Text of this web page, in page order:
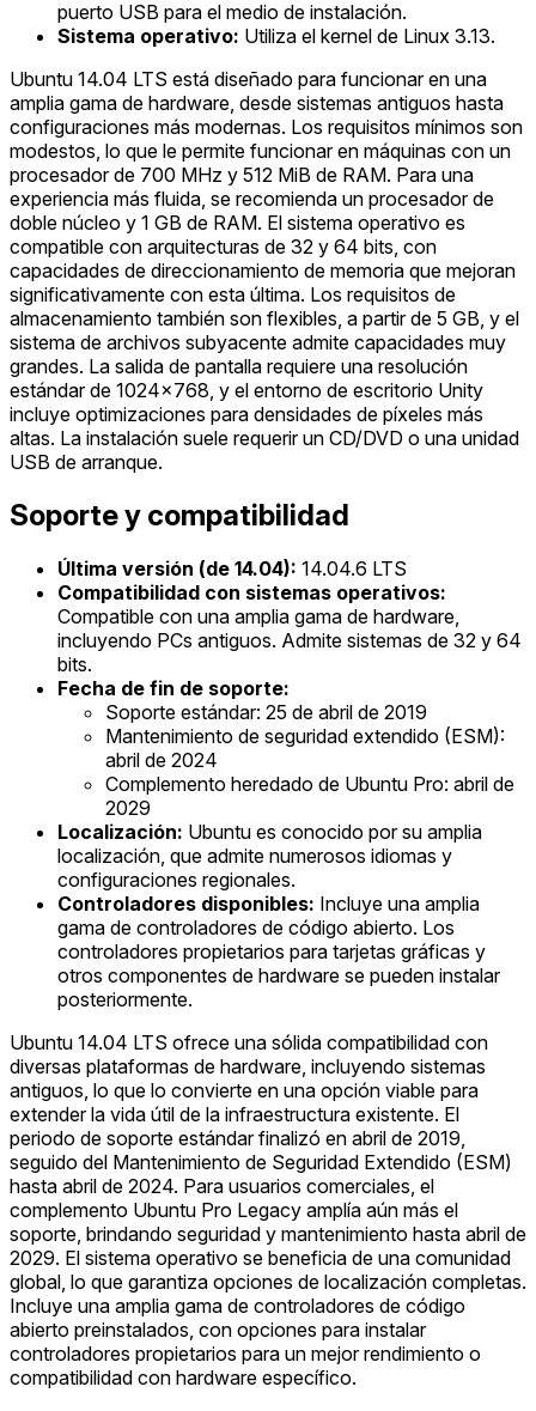
puerto USB para el medio de instalación.
Sistema operativo: Utiliza el kernel de Linux 3.13.
Ubuntu 14.04 LTS está diseñado para funcionar en una
amplia gama de hardware, desde sistemas antiguos hasta
configuraciones más modernas. Los requisitos mínimos son
modestos, lo que le permite funcionar en máquinas con un
procesador de 700 MHz y 512 MiB de RAM. Para una
experiencia más fluida, se recomienda un procesador de
doble núcleo y 1 GB de RAM. El sistema operativo es
compatible con arquitecturas de 32 y 64 bits, con
capacidades de direccionamiento de memoria que mejoran
significativamente con esta última. Los requisitos de
almacenamiento también son flexibles, a partir de 5 GB, y el
sistema de archivos subyacente admite capacidades muy
grandes. La salida de pantalla requiere una resolución
estándar de 1024x768, y el entorno de escritorio Unity
incluye optimizaciones para densidades de píxeles más
altas. La instalación suele requerir un CD/DVD o una unidad
USB de arranque.
Soporte y compatibilidad
Última versión (de 14.04): 14.04.6 LTS
Compatibilidad con sistemas operativos:
Compatible con una amplia gama de hardware,
incluyendo PCs antiguos. Admite sistemas de 32 y 64
bits.
Fecha de fin de soporte:
Soporte estándar: 25 de abril de 2019
Mantenimiento de seguridad extendido (ESM):
abril de 2024
Complemento heredado de Ubuntu Pro: abril de
2029
Localización: Ubuntu es conocido por su amplia
localización, que admite numerosos idiomas y
configuraciones regionales.
Controladores disponibles: Incluye una amplia
gama de controladores de código abierto. Los
controladores propietarios para tarjetas gráficas y
otros componentes de hardware se pueden instalar
posteriormente.
Ubuntu 14.04 LTS ofrece una sólida compatibilidad con
diversas plataformas de hardware, incluyendo sistemas
antiguos, lo que lo convierte en una opción viable para
extender la vida útil de la infraestructura existente. El
periodo de soporte estándar finalizó en abril de 2019,
seguido del Mantenimiento de Seguridad Extendido (ESM)
hasta abril de 2024. Para usuarios comerciales, el
complemento Ubuntu Pro Legacy amplía aún más el
soporte, brindando seguridad y mantenimiento hasta abril de
2029. El sistema operativo se beneficia de una comunidad
global, lo que garantiza opciones de localización completas.
Incluye una amplia gama de controladores de código
abierto preinstalados, con opciones para instalar
controladores propietarios para un mejor rendimiento o
compatibilidad con hardware específico.